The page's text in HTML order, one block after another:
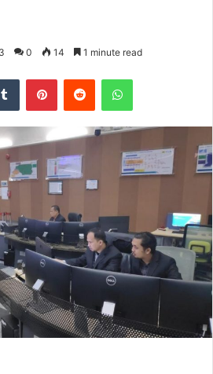
0 14 1 minute read